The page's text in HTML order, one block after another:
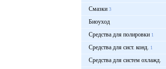
Смазки3
Биоуход
Средства для полировки1
Средства для сист. конд. 1
Средства для систем охлажд.